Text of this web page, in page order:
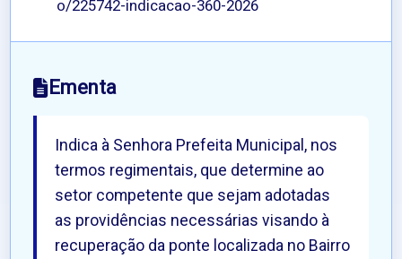
o/225742-indicacao-360-2026
Ementa
Indica à Senhora Prefeita Municipal, nos
termos regimentais, que determine ao
setor competente que sejam adotadas
as providências necessárias visando à
recuperação da ponte localizada no Bairro